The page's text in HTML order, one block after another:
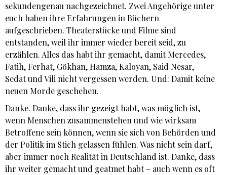
sekundengenau nachgezeichnet. Zwei Angehörige unter
euch haben ihre Erfahrungen in Büchern
aufgeschrieben. Theaterstücke und Filme sind
entstanden, weil ihr immer wieder bereit seid, zu
erzählen. Alles das habt ihr gemacht, damit Mercedes,
Fatih, Ferhat, Gökhan, Hamza, Kaloyan, Said Nesar,
Sedat und Vili nicht vergessen werden. Und: Damit keine
neuen Morde geschehen.
Danke. Danke, dass ihr gezeigt habt, was möglich ist,
wenn Menschen zusammenstehen und wie wirksam
Betroffene sein können, wenn sie sich von Behörden und
der Politik im Stich gelassen fühlen. Was nicht sein darf,
aber immer noch Realität in Deutschland ist. Danke, dass
ihr weiter gemacht und geatmet habt – auch wenn es oft